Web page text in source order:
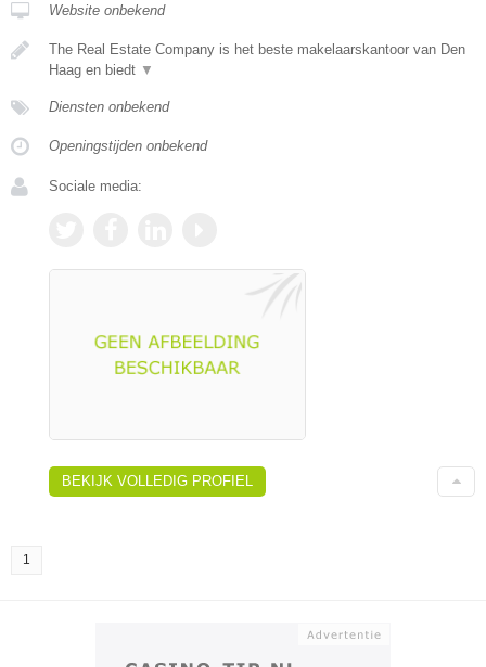
Website onbekend
The Real Estate Company is het beste makelaarskantoor van Den
Haag en biedt ▼
Diensten onbekend
Openingstijden onbekend
Sociale media:
BEKIJK VOLLEDIG PROFIEL
1